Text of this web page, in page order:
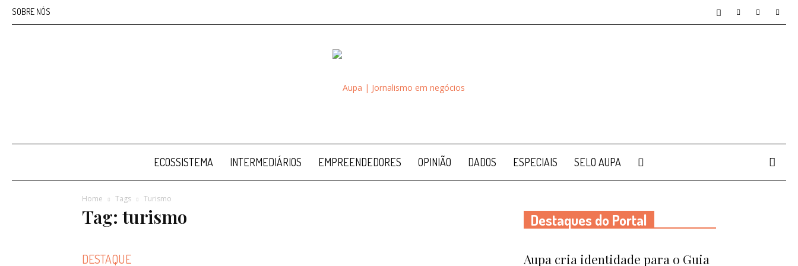
SOBRE NÓS
Aupa
ECOSSISTEMA INTERMEDIÁRIOS EMPREENDEDORES OPINIÃO DADOS ESPECIAIS SELO AUPA
Home Tags Turismo
Tag: turismo
DESTAQUE
Destaques do Portal
Aupa cria identidade para o Guia